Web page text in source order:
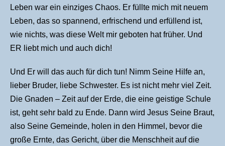
Leben war ein einziges Chaos. Er füllte mich mit neuem
Leben, das so spannend, erfrischend und erfüllend ist,
wie nichts, was diese Welt mir geboten hat früher. Und
ER liebt mich und auch dich!
Und Er will das auch für dich tun! Nimm Seine Hilfe an,
lieber Bruder, liebe Schwester. Es ist nicht mehr viel Zeit.
Die Gnaden – Zeit auf der Erde, die eine geistige Schule
ist, geht sehr bald zu Ende. Dann wird Jesus Seine Braut,
also Seine Gemeinde, holen in den Himmel, bevor die
große Ernte, das Gericht, über die Menschheit auf die